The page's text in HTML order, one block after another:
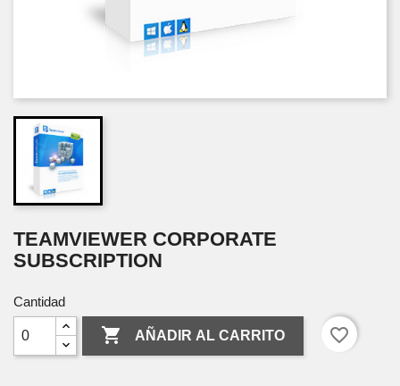
TEAMVIEWER CORPORATE
SUBSCRIPTION
Cantidad
 AÑADIR AL CARRITO favorite_border